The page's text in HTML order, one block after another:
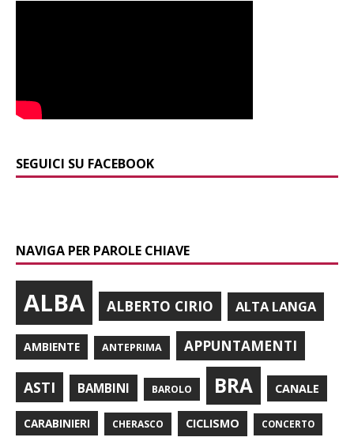
SEGUICI SU FACEBOOK
NAVIGA PER PAROLE CHIAVE
ALBA ALBERTO CIRIO ALTA LANGA
AMBIENTE ANTEPRIMA APPUNTAMENTI
ASTI BAMBINI BAROLO BRA CANALE
CARABINIERI CHERASCO CICLISMO CONCERTO